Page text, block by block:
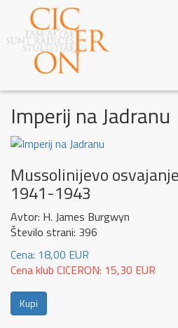
Imperij na Jadranu
Mussolinijevo
1941-1943
Avtor: H. James Burgwyn
Število strani: 396
Cena: 18,00 EUR
Cena klub CICERON: 15,30 EUR
Kupi